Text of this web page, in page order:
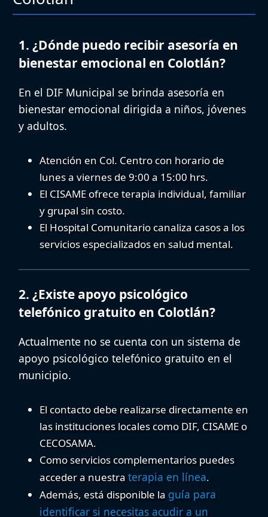
1. ¿Dónde puedo recibir asesoría en
bienestar emocional en Colotlán?
En el DIF Municipal se brinda asesoría en
bienestar emocional dirigida a niños, jóvenes
y adultos.
Atención en Col. Centro con horario de
lunes a viernes de 9:00 a 15:00 hrs.
El CISAME ofrece terapia individual, familiar
y grupal sin costo.
El Hospital Comunitario canaliza casos a los
servicios especializados en salud mental.
2. ¿Existe apoyo psicológico
telefónico gratuito en Colotlán?
Actualmente no se cuenta con un sistema de
apoyo psicológico telefónico gratuito en el
municipio.
El contacto debe realizarse directamente en
las instituciones locales como DIF, CISAME o
CECOSAMA.
Como servicios complementarios puedes
acceder a nuestra terapia en línea.
Además, está disponible la guía para
identificar si necesitas acudir a un